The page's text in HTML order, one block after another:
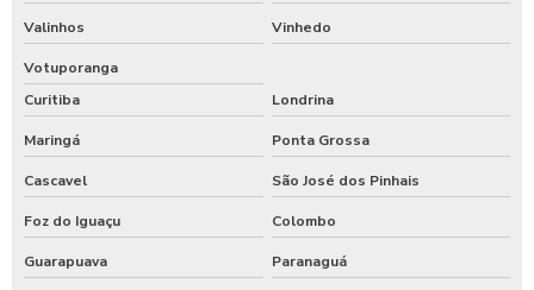
Valinhos Vinhedo
Votuporanga
Curitiba
Londrina
Maringá Ponta Grossa
Cascavel São José dos Pinhais
Foz do Iguaçu Colombo
Guarapuava Paranaguá